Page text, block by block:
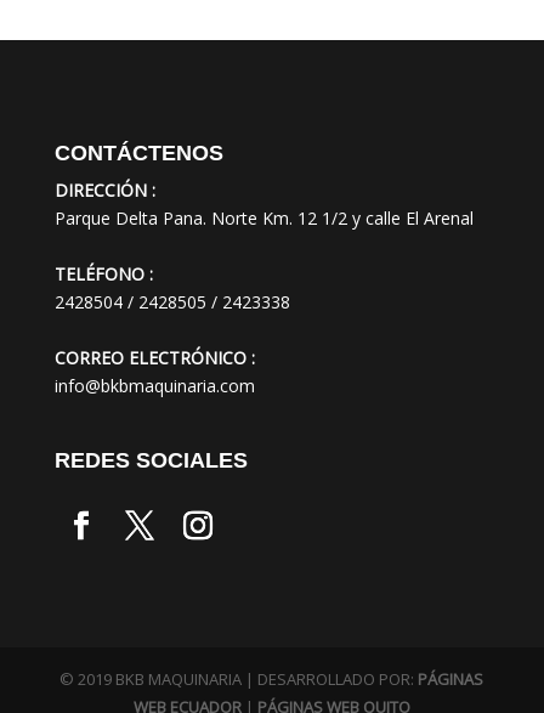
CONTÁCTENOS
DIRECCIÓN :
Parque Delta Pana. Norte Km. 12 1/2 y calle El Arenal
TELÉFONO :
2428504 / 2428505 / 2423338
CORREO ELECTRÓNICO :
info@bkbmaquinaria.com
REDES SOCIALES
© 2019 BKB MAQUINARIA | DESARROLLADO POR: PÁGINAS
WEB ECUADOR| PÁGINAS WEB QUITO